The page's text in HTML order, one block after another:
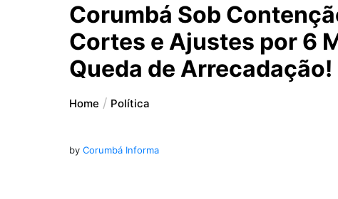
Corumbá Sob
Cortes e Ajustes por 6
Queda de Arrecadação!
Home Política
by Corumbá Informa